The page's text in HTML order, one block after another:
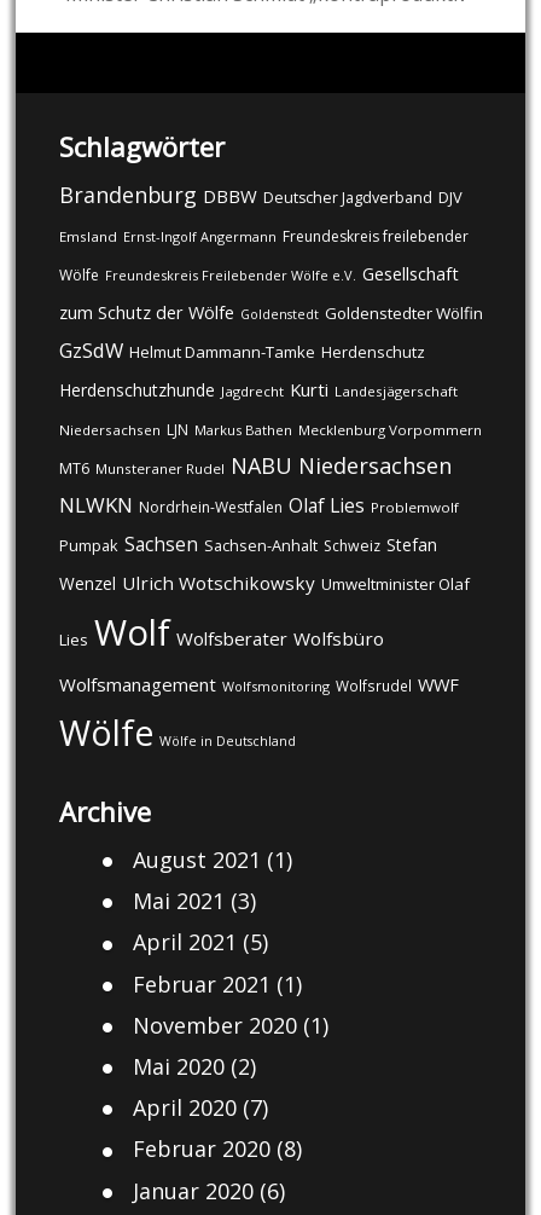
Schlagwörter
Brandenburg DBBW Deutscher Jagdverband DJV
Emsland Ernst-Ingolf Angermann Freundeskreis freilebender
Wölfe Freundeskreis Freilebender Wölfe e.V. Gesellschaft
zum Schutz der Wölfe Goldenstedt Goldenstedter Wölfin
GzSdW Helmut Dammann-Tamke Herdenschutz
Herdenschutzhunde Jagdrecht Kurti Landesjägerschaft
Niedersachsen LJN Markus Bathen Mecklenburg Vorpommern
MT6 Munsteraner Rudel NABU Niedersachsen
NLWKN Nordrhein-Westfalen Olaf Lies Problemwolf
Pumpak Sachsen Sachsen-Anhalt Schweiz Stefan
Wenzel Ulrich Wotschikowsky Umweltminister Olaf
Lies Wolf Wolfsberater Wolfsbüro
Wolfsmanagement Wolfsmonitoring Wolfsrudel WWF
Wölfe Wölfe in Deutschland
Archive
August 2021 (1)
Mai 2021 (3)
April 2021 (5)
Februar 2021 (1)
November 2020(1)
Mai 2020(2)
April 2020(7)
Februar 2020(8)
Januar 2020(6)